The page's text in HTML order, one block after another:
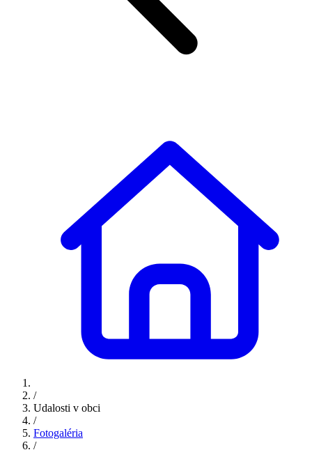
/
Udalosti v obci
/
Fotogaléria
/